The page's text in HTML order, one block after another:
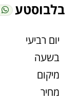
בלבוסטע
יום רביעי
בשעה
מיקום
מחיר